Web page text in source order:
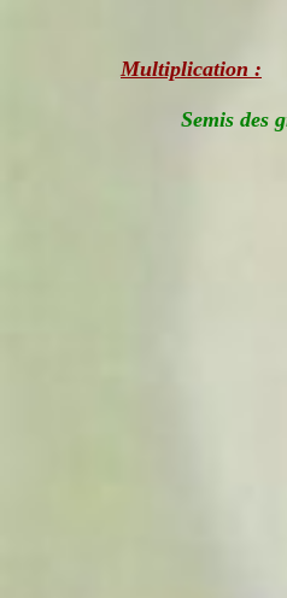
Multiplication :
Semis des